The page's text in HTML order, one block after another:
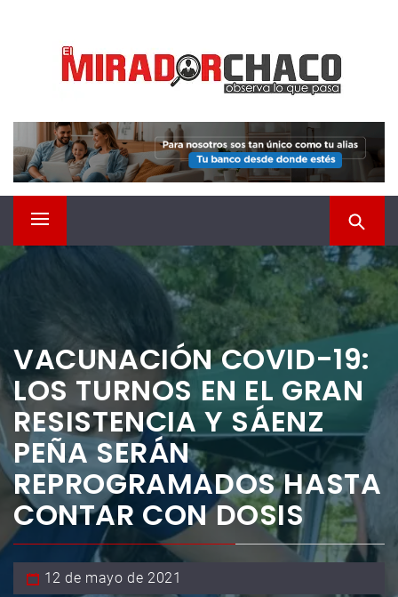
contenido
EL MIRADOR CHACO
Observá lo que pasa
Menú
VACUNACIÓN COVID-19:
LOS TURNOS EN EL GRAN
RESISTENCIA Y SÁENZ
PEÑA SERÁN
REPROGRAMADOS HASTA
CONTAR CON DOSIS
12 de mayo de 2021